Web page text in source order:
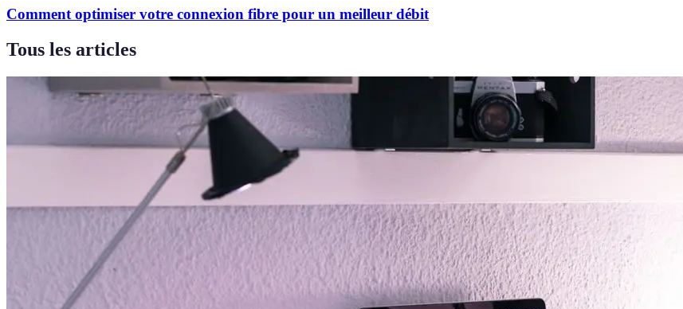
Comment optimiser votre connexion fibre pour un meilleur débit
Tous les articles